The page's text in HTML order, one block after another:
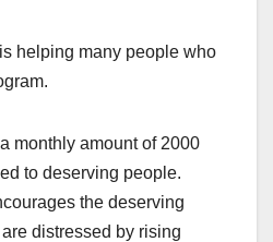
helping many people who
monthly amount of 2000
to deserving people.
the deserving
distressed by rising